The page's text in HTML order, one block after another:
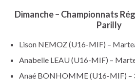
Dimanche – Championnats
Parilly
Lison NEMOZ (U16-MIF) –
Anabelle LEAU (U16-MIF) –
Anaé BONHOMME (U16-MIF) –